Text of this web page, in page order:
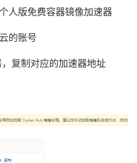
人版免费容器镜像加速器
的账号
，复制对应的加速器地址